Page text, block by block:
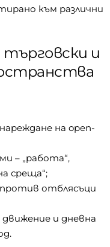
към различни
и
на open-
– „работа“,
среща“;
против отблясъци
движение и дневна